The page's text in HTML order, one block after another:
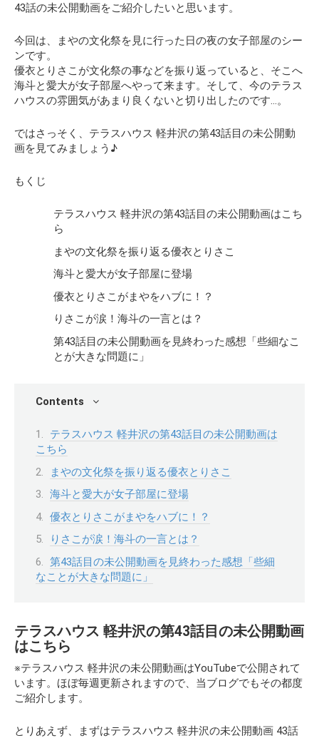
43話の未公開動画をご紹介したいと思います。
今回は、まやの文化祭を見に行った日の夜の女子部屋のシー
ンです。
優衣とりさこが文化祭の事などを振り返っていると、そこへ
海斗と愛大が女子部屋へやって来ます。そして、今のテラス
ハウスの雰囲気があまり良くないと切り出したのです…。
ではさっそく、テラスハウス 軽井沢の第43話目の未公開動
画を見てみましょう♪
もくじ
テラスハウス 軽井沢の第43話目の未公開動画はこち
ら
まやの文化祭を振り返る優衣とりさこ
海斗と愛大が女子部屋に登場
優衣とりさこがまやをハブに！？
りさこが涙！海斗の一言とは？
第43話目の未公開動画を見終わった感想「些細なこ
とが大きな問題に」
Contents
テラスハウス 軽井沢の第43話目の未公開動画は
こちら
まやの文化祭を振り返る優衣とりさこ
海斗と愛大が女子部屋に登場
優衣とりさこがまやをハブに！？
りさこが涙！海斗の一言とは？
第43話目の未公開動画を見終わった感想「些細
なことが大きな問題に」
テラスハウス 軽井沢の第43話目の未公開動画
はこちら
※テラスハウス 軽井沢の未公開動画はYouTubeで公開されて
います。ほぼ毎週更新されますので、当ブログでもその都度
ご紹介します。
とりあえず、まずはテラスハウス 軽井沢の未公開動画 43話